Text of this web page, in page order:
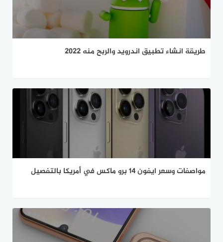
طريقة انشاء تطبيق اندرويد والربح منه 2022
مواصفات وسعر ايفون 14 برو ماكس في أمريكا بالتفصيل